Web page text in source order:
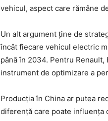
vehicul, aspect care rămâne
Un alt argument ține de
încât fiecare vehicul electric
până în 2034. Pentru
instrument de optimizare a
Producția în China ar putea
diferență care poate influența